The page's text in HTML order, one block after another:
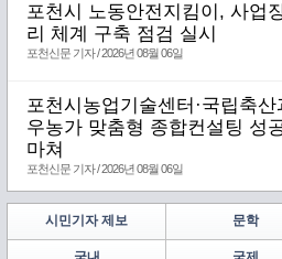
포천시 노동안전지킴이, 사업
리 체계 구축 점검 실시
포천신문 기자 / 2026년 08월 06일
포천시농업기술센터·국립축
우농가 맞춤형 종합컨설팅 성
마쳐
포천신문 기자 / 2026년 08월 06일
시민기자 제보 문학